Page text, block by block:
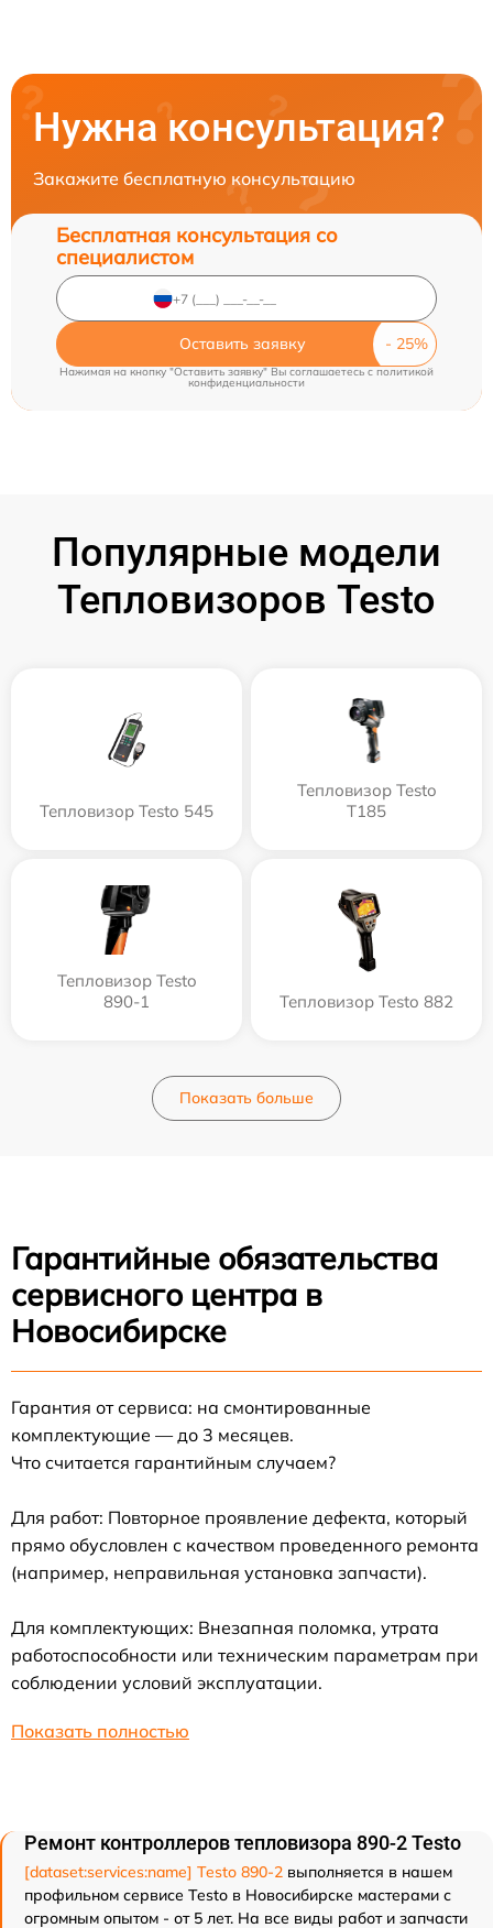
Нужна консультация?
Закажите бесплатную консультацию
Бесплатная консультация со
специалистом
Оставить заявку
Нажимая на кнопку "Оставить заявку" Вы соглашаетесь cполитикой
конфиденциальности
Популярные модели
Тепловизоров Testo
Тепловизор Testo 545
Тепловизор Testo
T185
Тепловизор Testo
890-1
Тепловизор Testo 882
Показать больше
Гарантийные обязательства
сервисного центра в
Новосибирске
Гарантия от сервиса: на смонтированные
комплектующие — до 3 месяцев.
Что считается гарантийным случаем?
Для работ: Повторное проявление дефекта, который
прямо обусловлен с качеством проведенного ремонта
(например, неправильная установка запчасти).
Для комплектующих: Внезапная поломка, утрата
работоспособности или техническим параметрам при
соблюдении условий эксплуатации.
Показать полностью
Ремонт контроллеров тепловизора 890-2 Testo
[dataset:services:name] Testo 890-2 выполняется в нашем
профильном сервисе Testo в Новосибирске мастерами с
огромным опытом - от 5 лет. На все виды работ и запчасти